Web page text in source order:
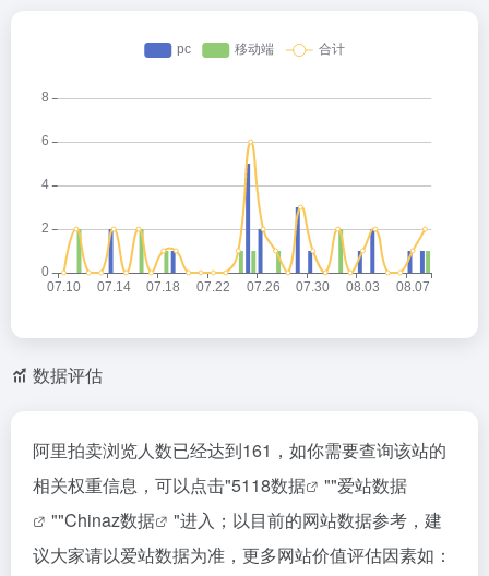
数据评估
阿里拍卖浏览人数已经达到161，如你需要查询该站的
相关权重信息，可以点击"5118数据 ""爱站数据
""Chinaz数据
"进入；以目前的网站数据参考，建
议大家请以爱站数据为准，更多网站价值评估因素如：